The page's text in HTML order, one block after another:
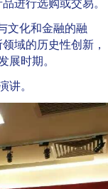
进行选购或交易。
文化和金融的融
域的历史性创新，
展时期。
讲。